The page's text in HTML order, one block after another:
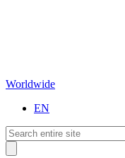
Worldwide
EN